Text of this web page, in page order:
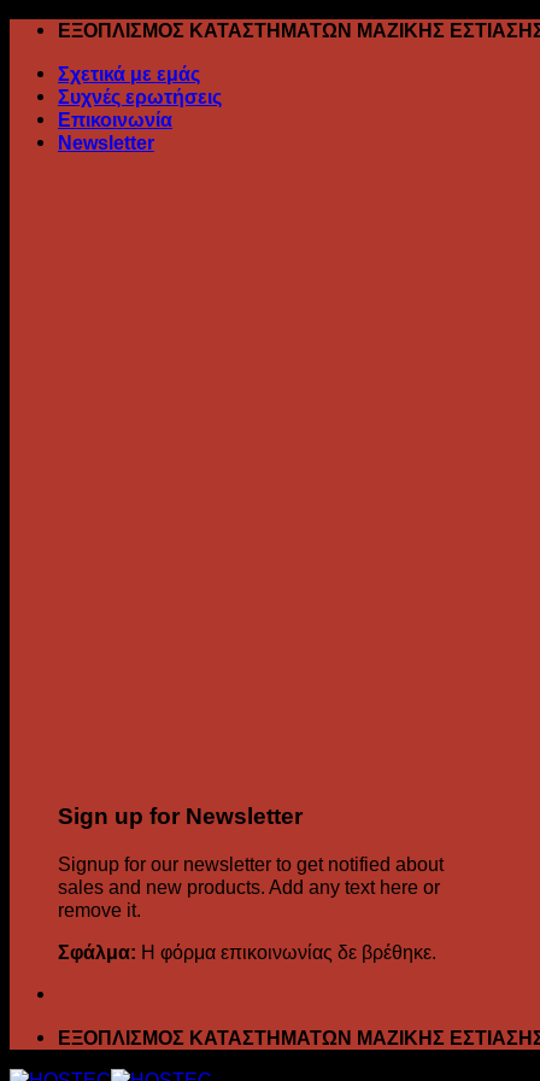
Skip
content
ΕΞΟΠΛΙΣΜΟΣ ΚΑΤΑΣΤΗΜΑΤΩΝ ΜΑΖΙΚΗΣ
Σχετικά με εμάς
Συχνές ερωτήσεις
Επικοινωνία
Newsletter
Sign up for Newsletter
Signup for our newsletter to get notified about
sales and new products. Add any text here or
remove it.
Σφάλμα: Η φόρμα επικοινωνίας δε βρέθηκε.
ΕΞΟΠΛΙΣΜΟΣ ΚΑΤΑΣΤΗΜΑΤΩΝ ΜΑΖΙΚΗΣ